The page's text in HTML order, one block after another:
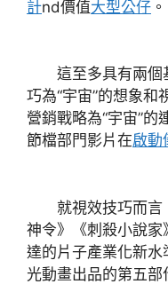
計nd價值大型公仔 。
這至多具有兩個
巧為“宇宙”的想象和
營銷戰略為“宇宙”
節檔部門影片在啟動
就視效技巧而言
神令》《刺殺小說家
達的片子產業化新
光動畫出品的第五部